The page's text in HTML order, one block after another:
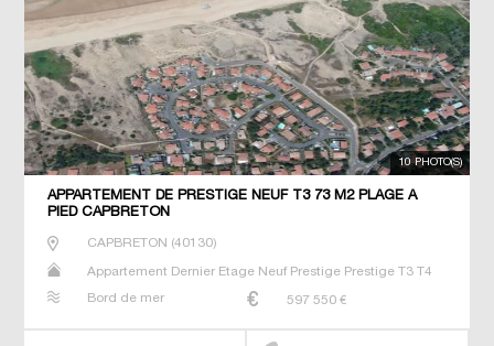
10 PHOTO(S)
APPARTEMENT DE PRESTIGE NEUF T3 73 M2 PLAGE À
PIED CAPBRETON
CAPBRETON (40130)
Appartement Dernier Etage Neuf Prestige Prestige T3 T4
Bord de mer 597 550 €